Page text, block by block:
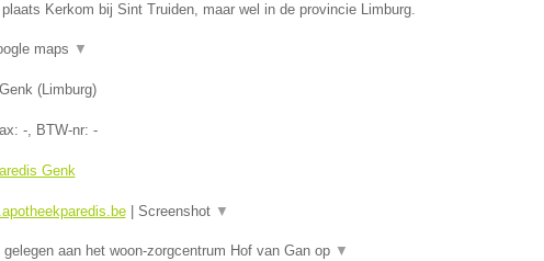
Kerkom bij Sint Truiden, maar wel in de provincie Limburg.
maps ▼
Genk(Limburg)
-, BTW-nr: -
Genk
| Screenshot ▼
aan het woon-zorgcentrum Hof van Gan op ▼